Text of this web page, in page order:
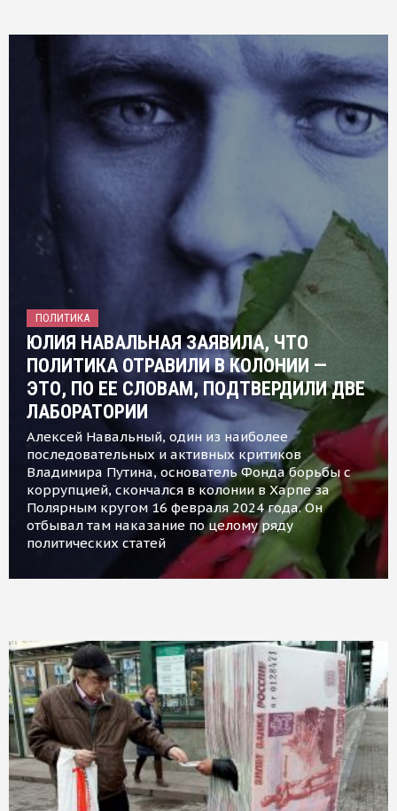
ПОЛИТИКА
ЮЛИЯ НАВАЛЬНАЯ ЗАЯВИЛА, ЧТО
ПОЛИТИКА ОТРАВИЛИ В КОЛОНИИ —
ЭТО, ПО ЕЕ СЛОВАМ, ПОДТВЕРДИЛИ ДВЕ
ЛАБОРАТОРИИ
Алексей Навальный, один из наиболее
последовательных и активных критиков
Владимира Путина, основатель Фонда борьбы с
коррупцией, скончался в колонии в Харпе за
Полярным кругом 16 февраля 2024 года. Он
отбывал там наказание по целому ряду
политических статей